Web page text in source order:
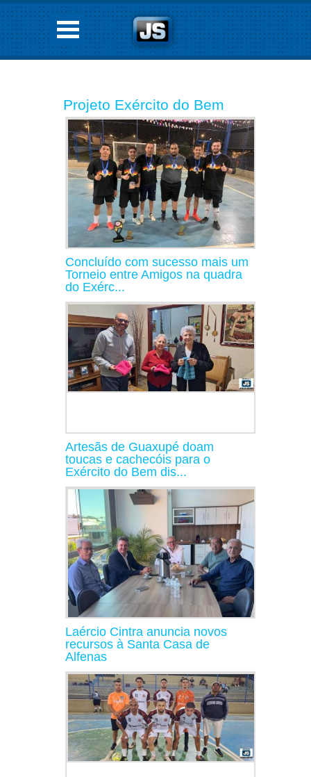
Projeto Exército do Bem
Concluído com sucesso mais um
Torneio entre Amigos na quadra
do Exérc...
Artesãs de Guaxupé doam
toucas e cachecóis para o
Exército do Bem dis...
Laércio Cintra anuncia novos
recursos à Santa Casa de
Alfenas